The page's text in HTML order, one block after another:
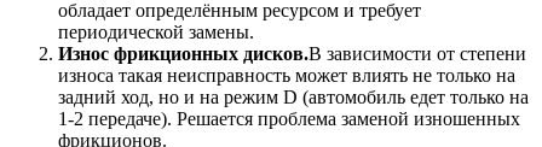
обладает определённым ресурсом и требует
периодической замены.
Износ фрикционных дисков.В зависимости от степени
износа такая неисправность может влиять не только на
задний ход, но и на режим D (автомобиль едет только на
1-2 передаче). Решается проблема заменой изношенных
фрикционов.